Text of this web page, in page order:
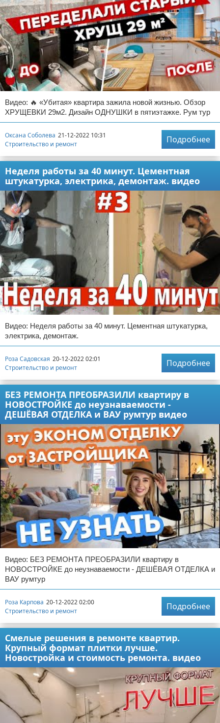
Видео: 🔥 «Убитая» квартира зажила новой жизнью. Обзор
ХРУЩЕВКИ 29м2. Дизайн ОДНУШКИ в пятиэтажке. Рум тур
Оксана Соболева 21-12-2022 10:31
Строительство и ремонт
Подробнее
Неделя работы за 40 минут. Цементная
штукатурка, электрика, демонтаж. видео
Видео: Неделя работы за 40 минут. Цементная штукатурка,
электрика, демонтаж.
Роза Садовская 20-12-2022 02:01
Строительство и ремонт
Подробнее
БЕЗ РЕМОНТА ПРЕОБРАЗИЛИ квартиру в
НОВОСТРОЙКЕ до неузнаваемости -
ДЕШЁВАЯ ОТДЕЛКА и ВАУ румтур видео
Видео: БЕЗ РЕМОНТА ПРЕОБРАЗИЛИ квартиру в
НОВОСТРОЙКЕ до неузнаваемости - ДЕШЁВАЯ ОТДЕЛКА и
ВАУ румтур
Роза Карпова 20-12-2022 02:00
Строительство и ремонт
Подробнее
Смелые решения в ремонте квартир.
Крупный формат плитки лучше.
Новостройка и стоимость ремонта. видео